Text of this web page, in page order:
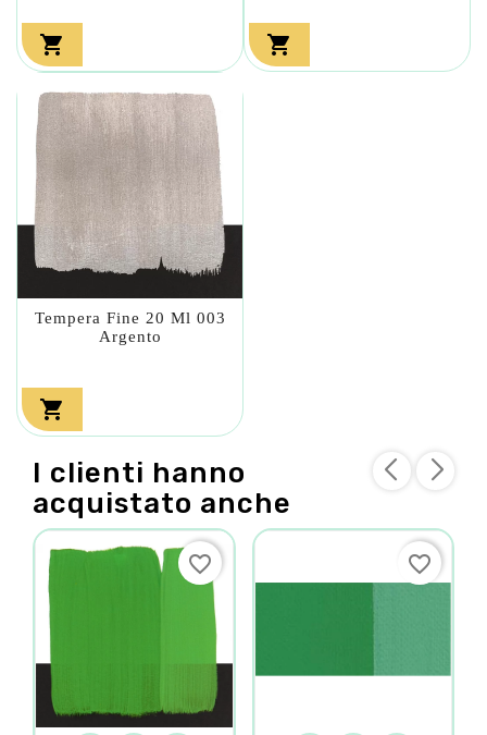
 
Tempera Fine 20 Ml 003
Argento

I clienti hanno
acquistato anche
favorite_border favorite_border